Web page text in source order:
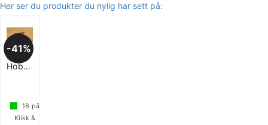
Her ser du produkter du nylig har sett på:
41%
Skaplås
Hobby
16 på
Klikk &